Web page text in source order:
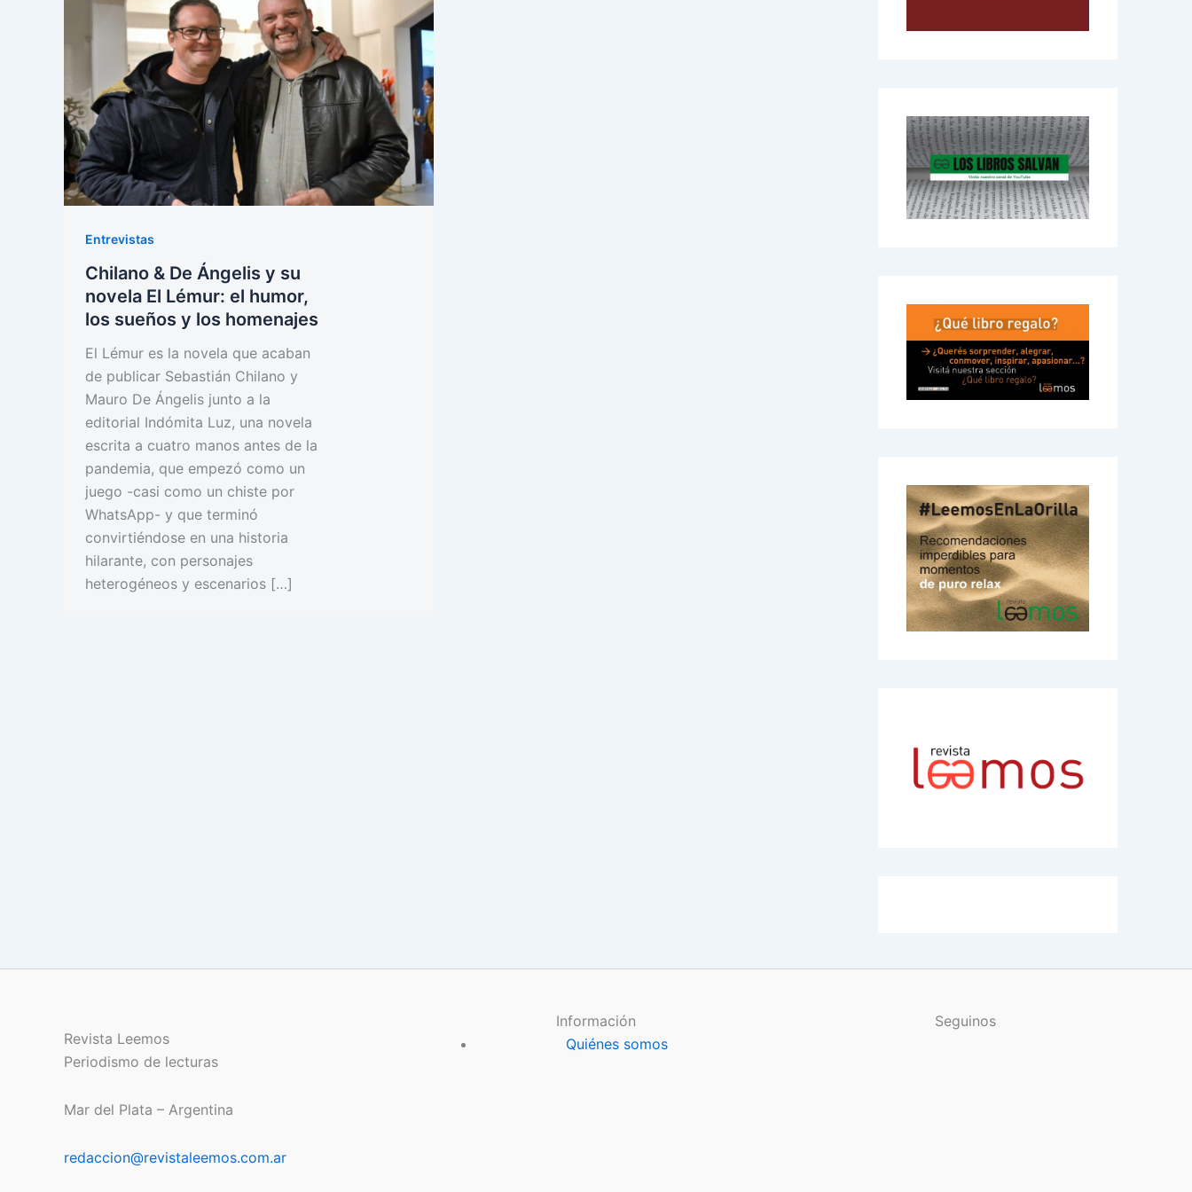
Entrevistas
Chilano & De Ángelis y su
novela El Lémur: el humor,
los sueños y los homenajes
El Lémur es la novela que acaban
de publicar Sebastián Chilano y
Mauro De Ángelis junto a la
editorial Indómita Luz, una novela
escrita a cuatro manos antes de la
pandemia, que empezó como un
juego -casi como un chiste por
WhatsApp- y que terminó
convirtiéndose en una historia
hilarante, con personajes
heterogéneos y escenarios […]
Revista Leemos
Periodismo de lecturas
Mar del Plata – Argentina
redaccion@revistaleemos.com.ar
Información
Quiénes somos
Seguinos